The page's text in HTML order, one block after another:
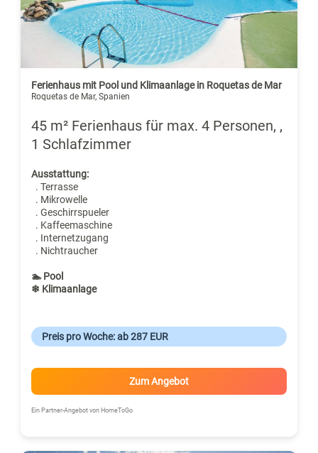
Ferienhaus mit Pool und Klimaanlage in Roquetas de Mar
Roquetas de Mar, Spanien
45 m² Ferienhaus für max. 4 Personen, ,
1 Schlafzimmer
Ausstattung:
. Terrasse
. Mikrowelle
. Geschirrspueler
. Kaffeemaschine
. Internetzugang
. Nichtraucher
🏊 Pool
❄ Klimaanlage
Preis pro Woche: ab 287 EUR
Zum Angebot
Ein Partner-Angebot von HomeToGo